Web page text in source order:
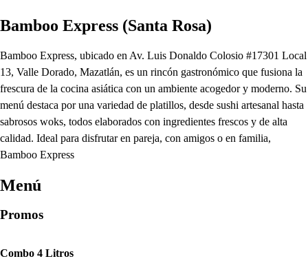
Bamboo Express (Santa Rosa)
Bamboo Express, ubicado en Av. Luis Donaldo Colosio #17301 Local
13, Valle Dorado, Mazatlán, es un rincón gastronómico que fusiona la
frescura de la cocina asiática con un ambiente acogedor y moderno. Su
menú destaca por una variedad de platillos, desde sushi artesanal hasta
sabrosos woks, todos elaborados con ingredientes frescos y de alta
calidad. Ideal para disfrutar en pareja, con amigos o en familia,
Bamboo Express
Menú
Promos
Combo 4 Litros